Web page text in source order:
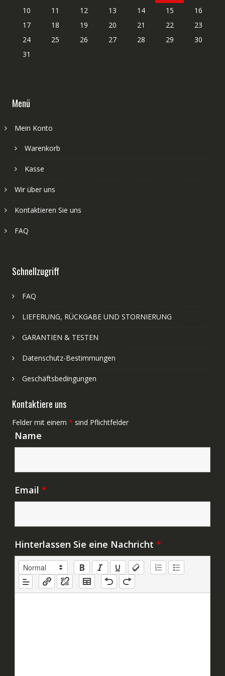
10
11 12 13 14 15
16
17
18 19 20 21 22
23
24
25 26 27 28 29
30
31
Menü
Mein Konto
Warenkorb
Kasse
Wir über uns
Kontaktieren Sie uns
FAQ
Schnellzugriff
FAQ
LIEFERUNG, RÜCKGABE UND STORNIERUNG
GARANTIEN & TESTEN
Datenschutz-Bestimmungen
Geschäftsbedingungen
Kontaktiere uns
Felder mit einem * sind Pflichtfelder
Name
Email *
Hinterlassen Sie eine Nachricht *